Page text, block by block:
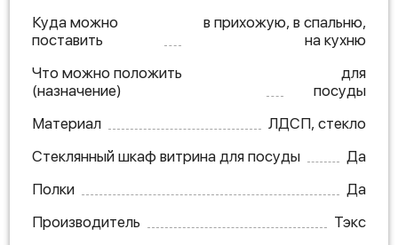
Куда можно
поставить
в прихожую, в спальню,
на кухню
Что можно положить
(назначение)
для
посуды
Материал
ЛДСП, стекло
Стеклянный шкаф витрина для посуды
Да
Полки
Да
Производитель
Тэкс